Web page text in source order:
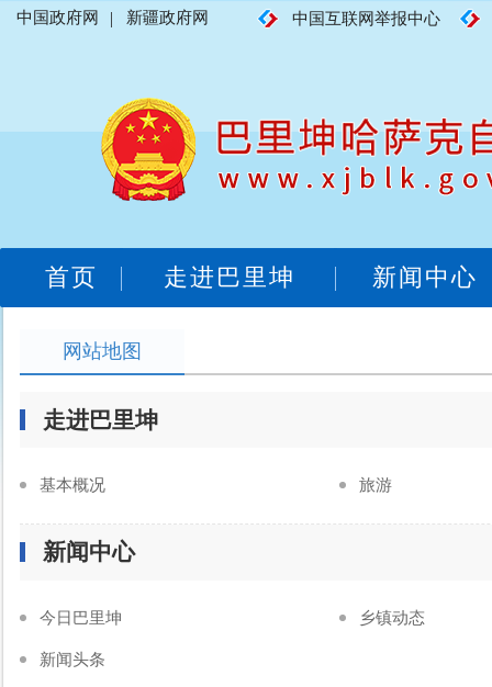
中国政府网 | 新疆政府网 中国互联网举报中心
首页 走进巴里坤 新闻中心
网站地图
走进巴里坤
基本概况 旅游
新闻中心
今日巴里坤 乡镇动态
新闻头条